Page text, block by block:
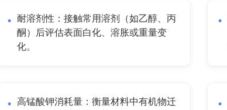
耐溶剂性：接触常用溶剂（如乙醇、丙
酮）后评估表面白化、溶胀或重量变
化。
高锰酸钾消耗量：衡量材料中有机物迁